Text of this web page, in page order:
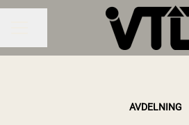
AVDELNING